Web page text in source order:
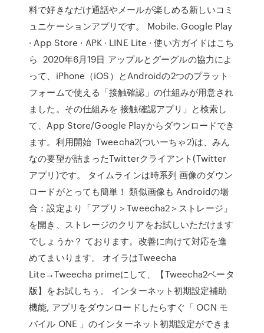
料で好きなだけ通話やメールが楽しめる新しいコミ
ュニケーションアプリです。 Mobile. Google Play
· App Store · APK · LINE Lite · 使い方ガイドはこち
ら 2020年6月19日 アップルとグーグルの協力によ
って、iPhone（iOS）とAndroidの2つのプラット
フォームで使える「接触確認」の仕組みが用意され
ました。その仕組みを 接触確認アプリ」と検索し
て、App Store/Google Playからダウンロードでき
ます。利用開始 Tweecha2(ついーちゃ2)は、みん
なの要望が詰まったTwitterクライアント(Twitter
アプリ)です。 タイムラインは時系列 画像のダウン
ロードがとっても簡単！ 類似画像も Androidの場
合：設定より「アプリ＞Tweecha2＞ストレージ」
を開き、ストレージのクリアをお試しいただけます
でしょうか？ ております。改善に向けて対応を進
めてまいります。 オイラはTweecha
Lite→Tweecha primeにして、【Tweecha2ベータ
版】をお試しちぅ。 インターネット初期設定補助
機能, アプリをダウンロードしたらすぐ「 OCN モ
バイル ONE 」のインターネット初期設定ができま